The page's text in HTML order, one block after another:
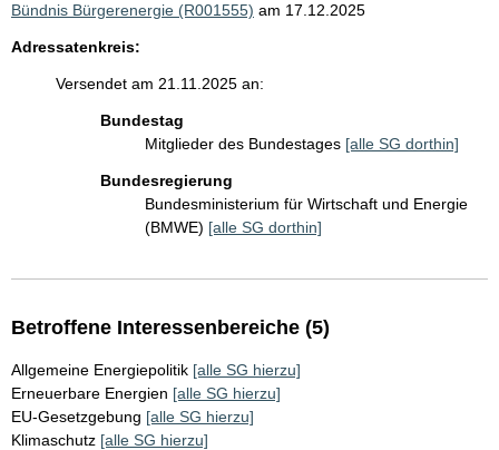
Bündnis Bürgerenergie (R001555) am 17.12.2025
Adressatenkreis:
Versendet am 21.11.2025 an:
Bundestag
Mitglieder des Bundestages [alle SG dorthin]
Bundesregierung
Bundesministerium für Wirtschaft und Energie
(BMWE) [alle SG dorthin]
Betroffene Interessenbereiche (5)
Allgemeine Energiepolitik [alle SG hierzu]
Erneuerbare Energien [alle SG hierzu]
EU-Gesetzgebung [alle SG hierzu]
Klimaschutz [alle SG hierzu]